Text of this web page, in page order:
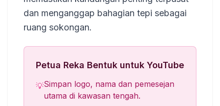
dan menganggap bahagian tepi sebagai
ruang sokongan.
Petua Reka Bentuk untuk YouTube
💡Simpan logo, nama dan pemesejan
utama di kawasan tengah.